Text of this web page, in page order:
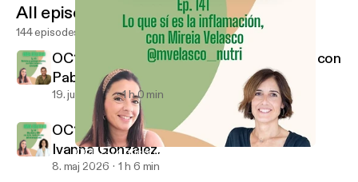
OC142- Lo que sí es la inflamación, con Mireia Velasco
Onda Celicidad
All episodes
144 episodes
OC145- Nutrición en patología digestiva, con
Pablo Zumaquero
19. juni 2026 1 h 0 min
OC144- Microbiota y SIBO, con la Dra.
Ivanna González.
8. maj 2026 1 h 6 min